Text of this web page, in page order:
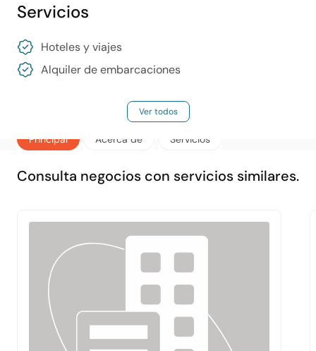
Principal Acerca de Servicios
Servicios
Hoteles y viajes
Alquiler de embarcaciones
Ver todos
Consulta negocios con servicios similares.